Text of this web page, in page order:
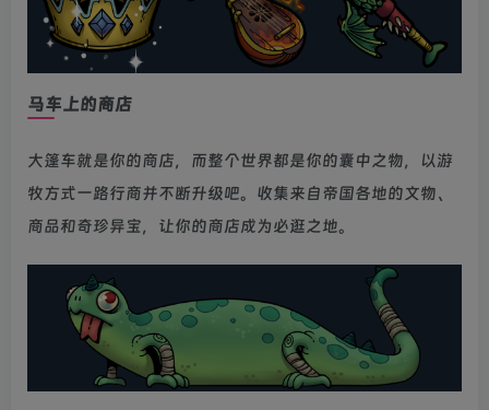
马车上的商店
大篷车就是你的商店，而整个世界都是你的囊中之物，以游
牧方式一路行商并不断升级吧。收集来自帝国各地的文物、
商品和奇珍异宝，让你的商店成为必逛之地。